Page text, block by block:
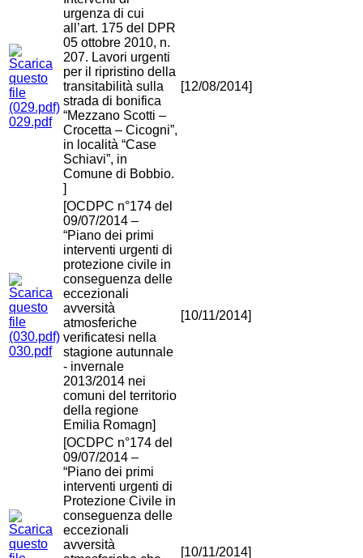
029.pdf
urgenza di cui
all’art. 175 del DPR
05 ottobre 2010, n.
207. Lavori urgenti
per il ripristino della
transitabilità sulla
strada di bonifica
“Mezzano Scotti –
Crocetta – Cicogni”,
in località “Case
Schiavi”, in
Comune di Bobbio.
]
[12/08/2014]
030.pdf
[OCDPC n°174 del
09/07/2014 –
“Piano dei primi
interventi urgenti di
protezione civile in
conseguenza delle
eccezionali
avversità
atmosferiche
verificatesi nella
stagione autunnale
- invernale
2013/2014 nei
comuni del territorio
della regione
Emilia Romagn]
[10/11/2014]
[OCDPC n°174 del
09/07/2014 –
“Piano dei primi
interventi urgenti di
Protezione Civile in
conseguenza delle
eccezionali
avversità
[10/11/2014]